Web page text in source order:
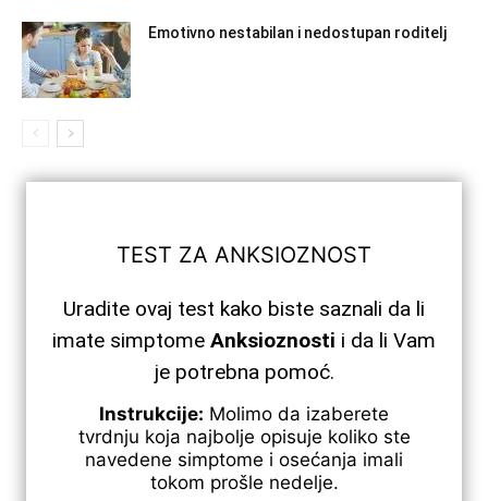
Emotivno nestabilan i nedostupan roditelj
TEST ZA ANKSIOZNOST
Uradite ovaj test kako biste saznali da li
imate simptome Anksioznosti i da li Vam
je potrebna pomoć.
Instrukcije: Molimo da izaberete
tvrdnju koja najbolje opisuje koliko ste
navedene simptome i osećanja imali
tokom prošle nedelje.